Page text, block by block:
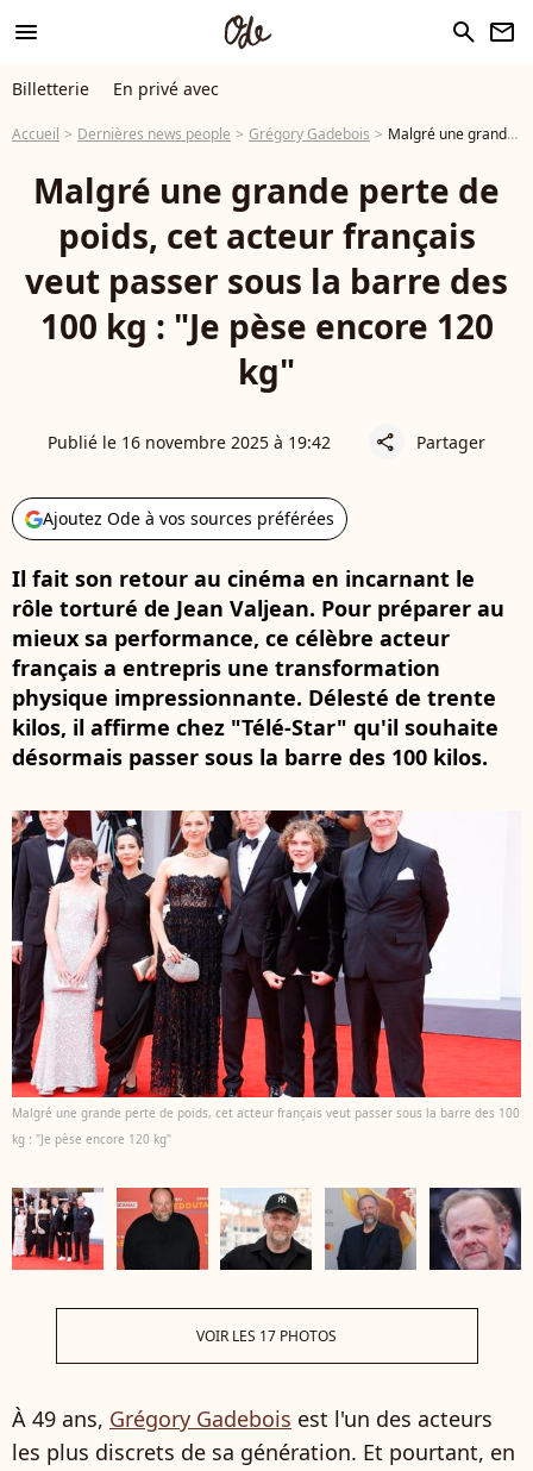
menu search newsletter
Billetterie En privé avec
Accueil Dernières news people Grégory Gadebois Malgré une grande perte de poids, cet acteur français veut passer sous la barre des 100 kg : "Je pèse encore 120 kg"
Malgré une grande perte de
poids, cet acteur français
veut passer sous la barre des
100 kg : "Je pèse encore 120
kg"
Publié le 16 novembre 2025 à 19:42 share Partager
Ajoutez Ode à vos sources préférées
Il fait son retour au cinéma en incarnant le
rôle torturé de Jean Valjean. Pour préparer au
mieux sa performance, ce célèbre acteur
français a entrepris une transformation
physique impressionnante. Délesté de trente
kilos, il affirme chez "Télé-Star" qu'il souhaite
désormais passer sous la barre des 100 kilos.
Malgré une grande perte de poids, cet acteur français veut passer sous la barre des 100
kg : "Je pèse encore 120 kg"
VOIR LES 17 PHOTOS
À 49 ans, Grégory Gadebois est l'un des acteurs
les plus discrets de sa génération. Et pourtant, en